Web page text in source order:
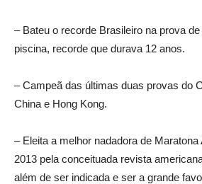
– Bateu o recorde Brasileiro na prova
piscina, recorde que durava 12 anos.
– Campeã das últimas duas provas do
China e Hong Kong.
– Eleita a melhor nadadora de
2013 pela conceituada revista
além de ser indicada e ser a grande